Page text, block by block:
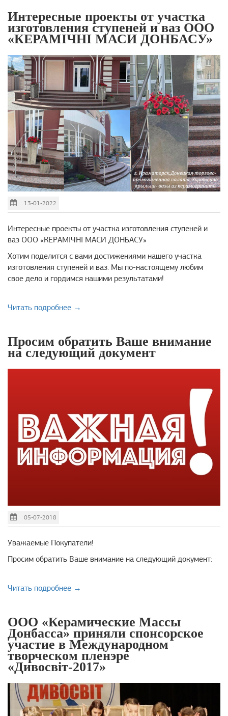
Интересные проекты от участка
изготовления ступеней и ваз ООО
«КЕРАМІЧНІ МАСИ ДОНБАСУ»
13-01-2022
Интересные проекты от участка изготовления ступеней и
ваз ООО «КЕРАМІЧНІ МАСИ ДОНБАСУ»
Хотим поделится с вами достижениями нашего участка
изготовления ступеней и ваз. Мы по-настоящему любим
свое дело и гордимся нашими результатами!
Читать подробнее →
Просим обратить Ваше внимание
на следующий документ
05-07-2018
Уважаемые Покупатели!
Просим обратить Ваше внимание на следующий документ:
Читать подробнее →
ООО «Керамические Массы
Донбасса» приняли спонсорское
участие в Международном
творческом пленэре
«Дивосвіт-2017»